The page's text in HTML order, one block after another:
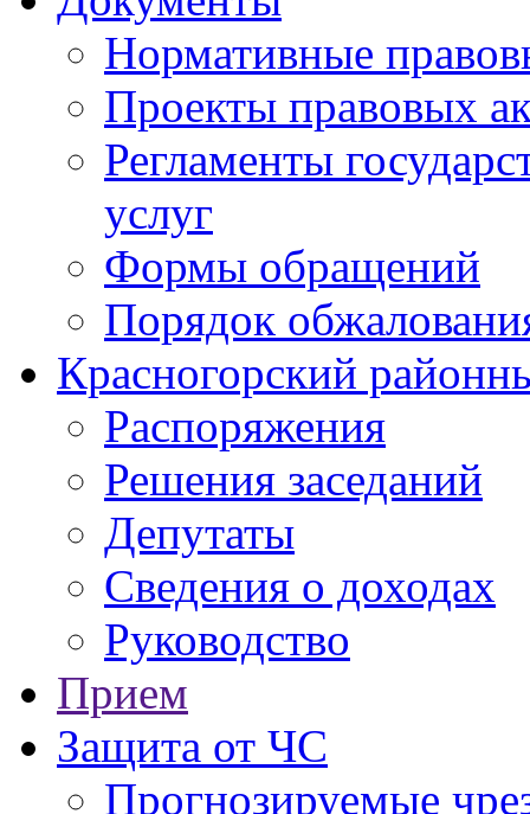
Нормативные
Проекты правовых
Регламенты
услуг
Формы обращений
Порядок
Красногорский
Распоряжения
Решения заседаний
Депутаты
Сведения о доходах
Руководство
Прием
Защита от ЧС
Прогнозируемые